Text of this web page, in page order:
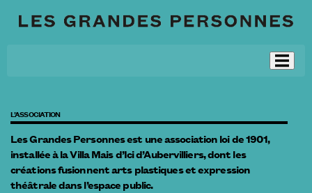
L’ASSOCIATION
Les Grandes Personnes est une association loi de 1901,
installée à la Villa Mais d’Ici d’Aubervilliers, dont les
créations fusionnent arts plastiques et expression
théâtrale dans l’espace public.